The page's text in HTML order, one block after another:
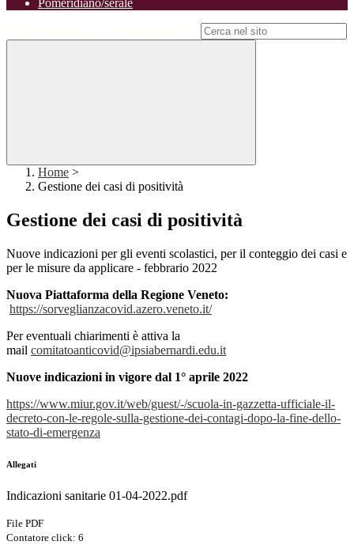
Pomeridiano/serale
Home >
Gestione dei casi di positività
Gestione dei casi di positività
Nuove indicazioni per gli eventi scolastici, per il conteggio dei casi e
per le misure da applicare - febbrario 2022
Nuova Piattaforma della Regione Veneto:
https://sorveglianzacovid.azero.veneto.it/
Per eventuali chiarimenti è attiva la
mail comitatoanticovid@ipsiabernardi.edu.it
Nuove indicazioni in vigore dal 1° aprile 2022
https://www.miur.gov.it/web/guest/-/scuola-in-gazzetta-ufficiale-il-
decreto-con-le-regole-sulla-gestione-dei-contagi-dopo-la-fine-dello-
stato-di-emergenza
Allegati
Indicazioni sanitarie 01-04-2022.pdf
File PDF
Contatore click: 6